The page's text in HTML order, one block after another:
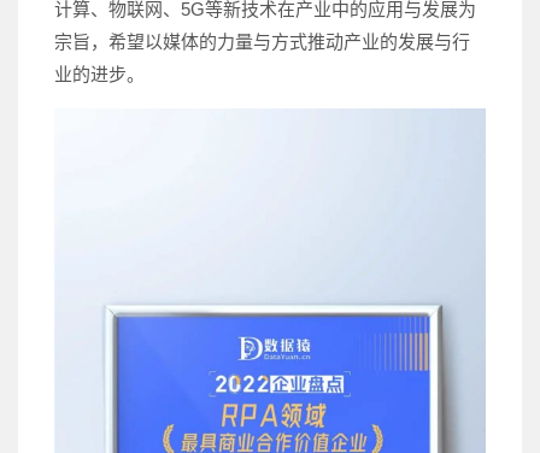
计算、物联网、5G等新技术在产业中的应用与发展为
宗旨，希望以媒体的力量与方式推动产业的发展与行
业的进步。